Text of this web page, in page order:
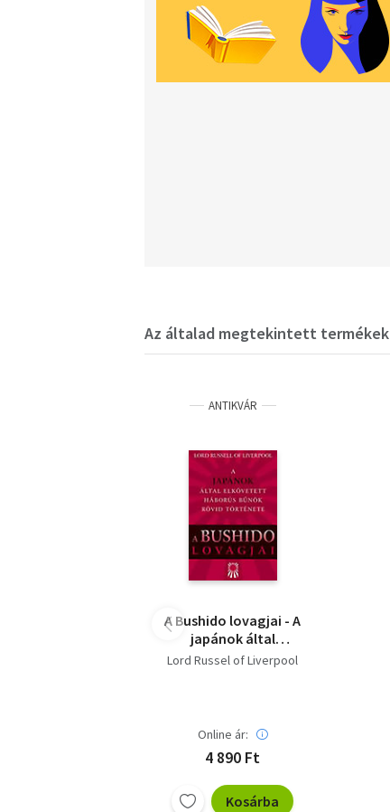
Az általad megtekintett termékek
ANTIKVÁR
A Bushido lovagjai - A
japánok által
elkövetett háborús
Lord Russel of Liverpool
Online ár:
4 890 Ft
Kosárba